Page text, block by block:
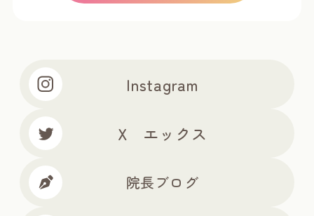
Instagram
X エックス
院長ブログ